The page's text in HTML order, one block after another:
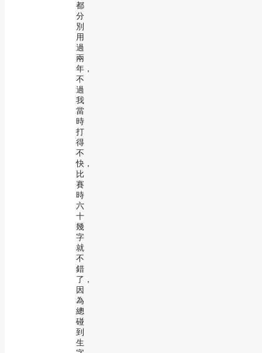
都
分
別
用
過
兩
年，
不
過
我
當
時
打
得
不
快，
比
賽
時
六
十
幾
字
就
不
錯
了，
因
為
總
碰
到
生